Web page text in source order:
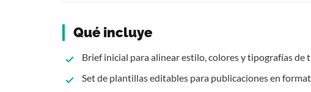
Qué incluye
Brief inicial para alinear estilo, colores y tipografías de
Set de plantillas editables para publicaciones en